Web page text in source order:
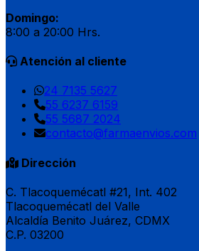
Domingo:
8:00 a 20:00 Hrs.
Atención al cliente
24 7135 5627
55 6237 6159
55 5687 2024
contacto@farmaenvios.com
Dirección
C. Tlacoquemécatl #21, Int. 402
Tlacoquemécatl del Valle
Alcaldía Benito Juárez, CDMX
C.P. 03200